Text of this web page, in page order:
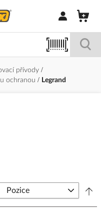
Přihlásit/
přívody
ochranou Legrand